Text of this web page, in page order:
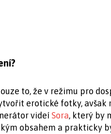
to, že v režimu pro
erotické fotky, avšak
videí Sora, který by
obsahem a prakticky